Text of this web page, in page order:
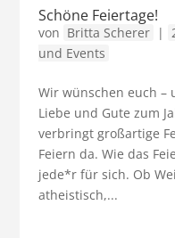
Schöne Feiertage!
von Britta Scherer |
und Events
Wir wünschen euch –
Liebe und Gute zum
verbringt großartige
Feiern da. Wie das
jede*r für sich. Ob
atheistisch,...